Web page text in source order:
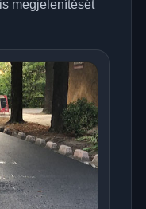
megjelenítését